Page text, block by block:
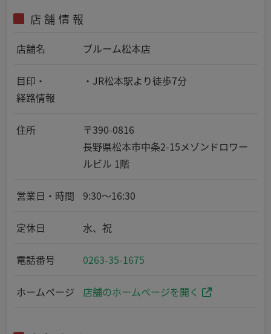
店舗情報
店舗名 ブルーム松本店
目印・
経路情報
・JR松本駅より徒歩7分
住所
〒390-0816
長野県松本市中条2-15メゾンドロワー
ルビル 1階
営業日・時間 9:30～16:30
定休日 水、祝
電話番号 0263-35-1675
ホームページ 店舗のホームページを開く